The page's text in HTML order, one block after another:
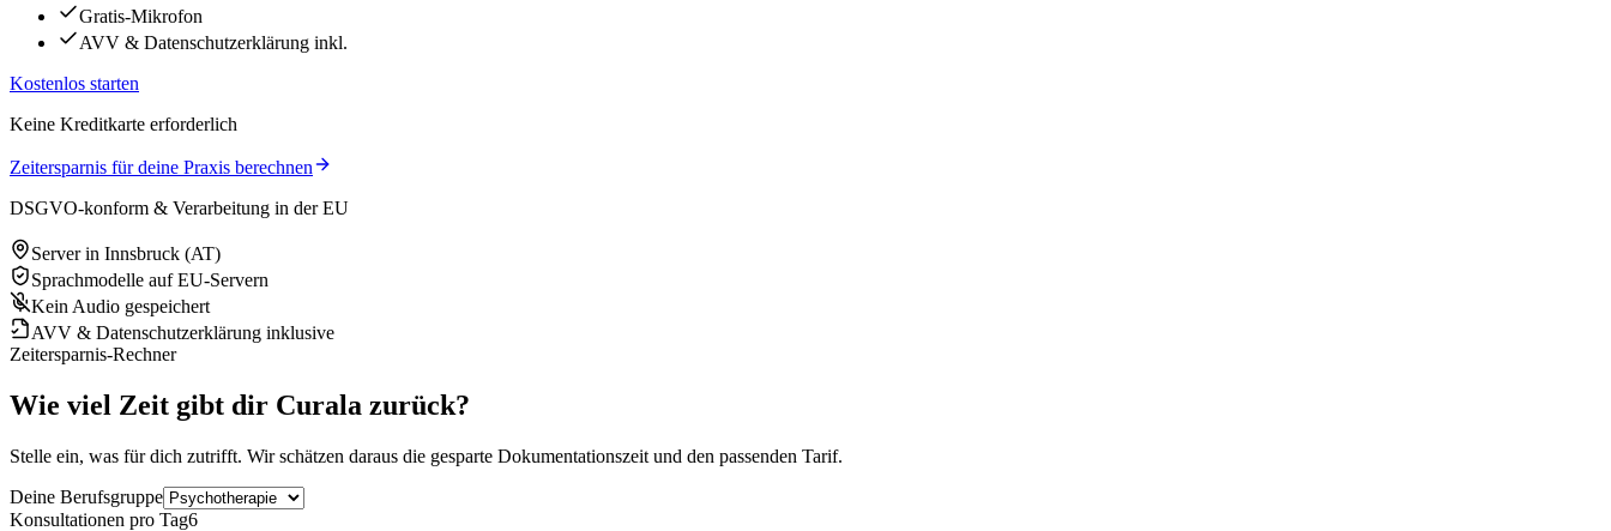
Gratis-Mikrofon
AVV & Datenschutzerklärung inkl.
Kostenlos starten
Keine Kreditkarte erforderlich
Zeitersparnis für deine Praxis berechnen
DSGVO-konform & Verarbeitung in der EU
Server in Innsbruck (AT)
Sprachmodelle auf EU-Servern
Kein Audio gespeichert
AVV & Datenschutzerklärung inklusive
Zeitersparnis-Rechner
Wie viel Zeit gibt dir Curala zurück?
Stelle ein, was für dich zutrifft. Wir schätzen daraus die gesparte Dokumentationszeit und den passenden Tarif.
Deine Berufsgruppe
Konsultationen pro Tag6